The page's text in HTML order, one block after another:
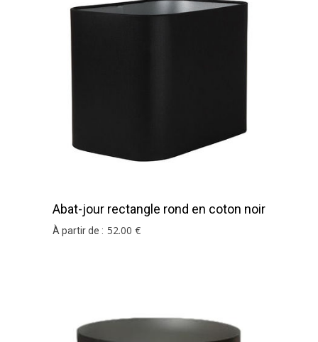
Abat-jour rectangle rond en coton noir
et argent
À partir de : 52.00 €